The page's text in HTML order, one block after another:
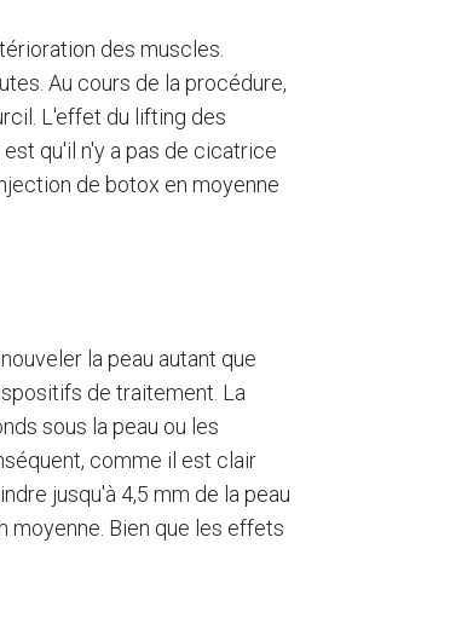
des muscles.
Au cours de la procédure,
L'effet du lifting des
qu'il n'y a pas de cicatrice
de botox en moyenne
la peau autant que
de traitement. La
sous la peau ou les
comme il est clair
jusqu'à 4,5 mm de la peau
moyenne. Bien que les effets